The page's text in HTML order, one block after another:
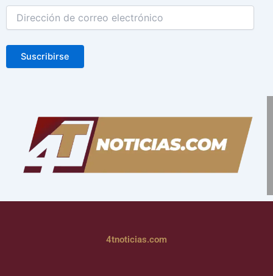
Suscribirse
4tnoticias.com